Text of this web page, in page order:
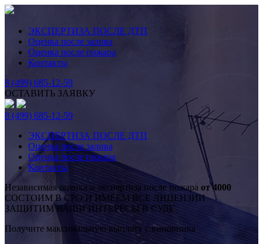
ЭКСПЕРТИЗА ПОСЛЕ ДТП
Оценка после залива
Оценка после пожара
Контакты
8 (499) 685-12-59
ОСТАВИТЬ ЗАЯВКУ
8 (499) 685-12-59
ЭКСПЕРТИЗА ПОСЛЕ ДТП
Оценка после залива
Оценка после пожара
Контакты
Независимая оценка и экспертиза после пожара от 4000
СОСТОИМ В СРО И ИМЕЕМ ВСЕ ЛИЦЕНЗИИ
ЗАЩИТИМ ВАШИ ИНТЕРЕСЫ В СУДЕ
Получите максимальную выплату с виновника